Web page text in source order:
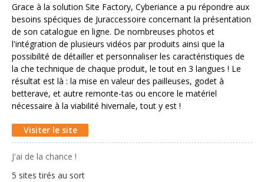
Grace à la solution Site Factory, Cyberiance a pu répondre aux
besoins spécifiques de Juraccessoire concernant la présentation
de son catalogue en ligne. De nombreuses photos et
l'intégration de plusieurs vidéos par produits ainsi que la
possibilité de détailler et personnaliser les caractéristiques de
la fiche technique de chaque produit, le tout en 3 langues ! Le
résultat est là : la mise en valeur des pailleuses, godet à
betterave, et autre remonte-tas ou encore le matériel
nécessaire à la viabilité hivernale, tout y est !
Visiter le site
J'ai de la chance !
5 sites tirés au sort